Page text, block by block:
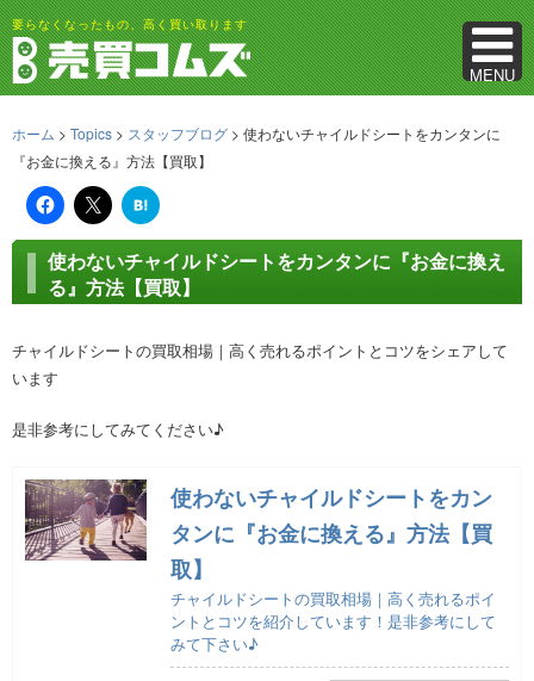
MENU
要らなくなったもの、高く買い取ります
ホーム > Topics > スタッフブログ > 使わないチャイルドシートをカンタンに
『お金に換える』方法【買取】
は
て
ッ
ク
マ
ー
使わないチャイルドシートをカンタンに『お金に換え
る』方法【買取】
チャイルドシートの買取相場｜高く売れるポイントとコツをシェアして
います
是非参考にしてみてください♪
使わないチャイルドシートをカン
タンに『お金に換える』方法【買
取】
チャイルドシートの買取相場｜高く売れるポイ
ントとコツを紹介しています！是非参考にして
みて下さい♪